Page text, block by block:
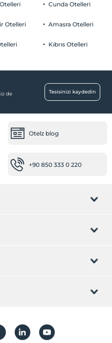
Otopark
Otelleri
Cunda Otelleri
Amasra Otelleri
Kıbrıs Otelleri
de
Tesisinizi kaydedin
Otelz blog
+90 850 333 0 220